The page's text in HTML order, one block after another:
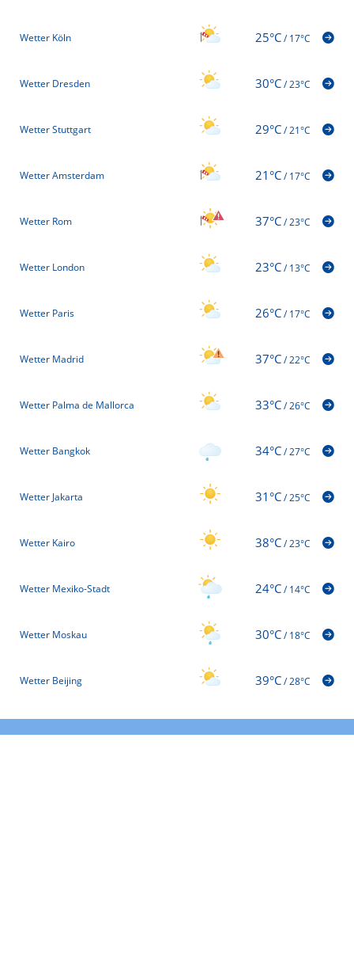
Wetter Köln 25°C/17°C
Wetter Dresden 30°C/23°C
Wetter Stuttgart 29°C/21°C
Wetter Amsterdam 21°C/17°C
Wetter Rom 37°C/23°C
Wetter London 23°C/13°C
Wetter Paris 26°C/17°C
Wetter Madrid 37°C/22°C
Wetter Palma de Mallorca 33°C/26°C
Wetter Bangkok 34°C/27°C
Wetter Jakarta 31°C/25°C
Wetter Kairo 38°C/23°C
Wetter Mexiko-Stadt 24°C/14°C
Wetter Moskau 30°C/18°C
Wetter Beijing 39°C/28°C